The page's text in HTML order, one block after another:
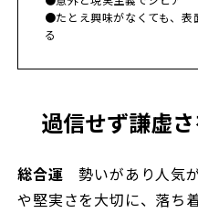
●たとえ興味がなくても、表
る
過信せず謙虚
総合運 勢いがあり人気
や堅実さを大切に、落ち